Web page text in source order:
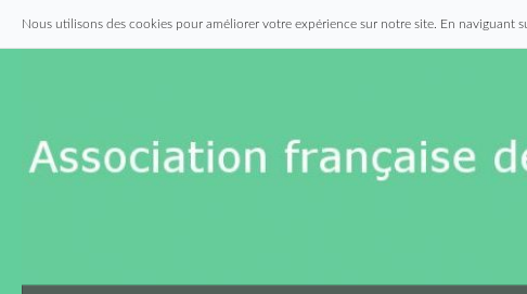
Skip to content
Nous utilisons des cookies pour améliorer votre expérience sur notre site. En naviguant